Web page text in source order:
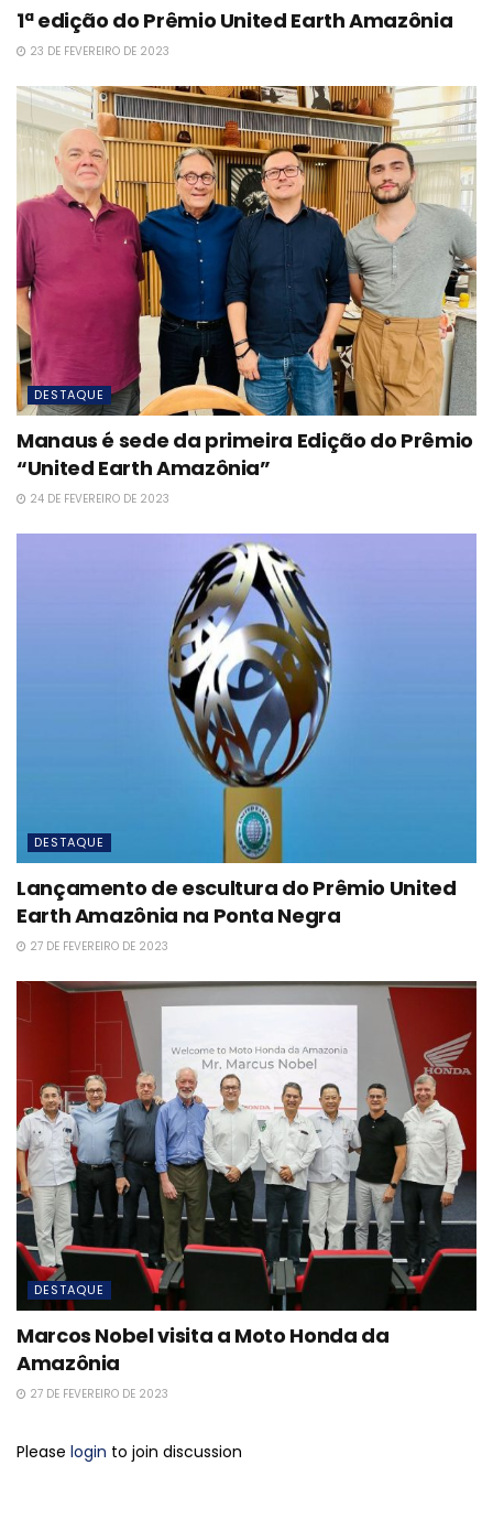
1ª edição do Prêmio United Earth Amazônia
23 DE FEVEREIRO DE 2023
DESTAQUE
Manaus é sede da primeira Edição do Prêmio
“United Earth Amazônia”
24 DE FEVEREIRO DE 2023
DESTAQUE
Lançamento de escultura do Prêmio United
Earth Amazônia na Ponta Negra
27 DE FEVEREIRO DE 2023
DESTAQUE
Marcos Nobel visita a Moto Honda da
Amazônia
27 DE FEVEREIRO DE 2023
Please login to join discussion